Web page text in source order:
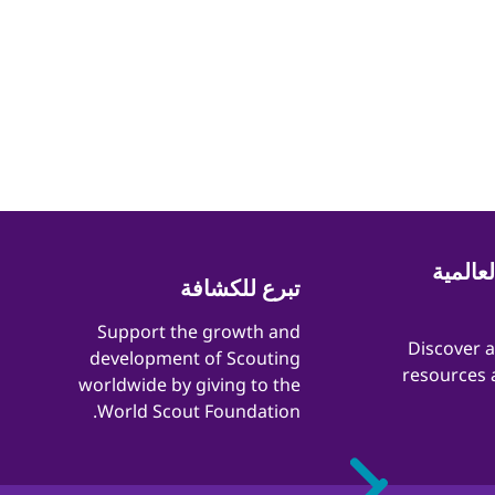
​​Discover
resources
تبرع للكشافة
​​Support the growth and
development of Scouting
worldwide by giving to the
World Scout Foundation.